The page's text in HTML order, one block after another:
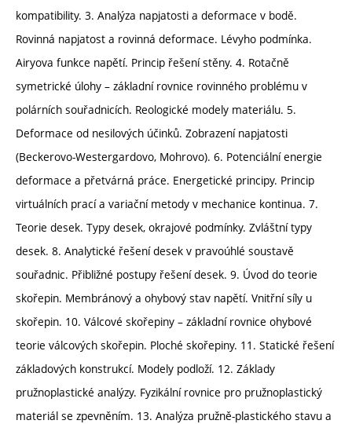
kompatibility. 3. Analýza napjatosti a deformace v bodě.
Rovinná napjatost a rovinná deformace. Lévyho podmínka.
Airyova funkce napětí. Princip řešení stěny. 4. Rotačně
symetrické úlohy – základní rovnice rovinného problému v
polárních souřadnicích. Reologické modely materiálu. 5.
Deformace od nesilových účinků. Zobrazení napjatosti
(Beckerovo-Westergardovo, Mohrovo). 6. Potenciální energie
deformace a přetvárná práce. Energetické principy. Princip
virtuálních prací a variační metody v mechanice kontinua. 7.
Teorie desek. Typy desek, okrajové podmínky. Zvláštní typy
desek. 8. Analytické řešení desek v pravoúhlé soustavě
souřadnic. Přibližné postupy řešení desek. 9. Úvod do teorie
skořepin. Membránový a ohybový stav napětí. Vnitřní síly u
skořepin. 10. Válcové skořepiny – základní rovnice ohybové
teorie válcových skořepin. Ploché skořepiny. 11. Statické řešení
základových konstrukcí. Modely podloží. 12. Základy
pružnoplastické analýzy. Fyzikální rovnice pro pružnoplastický
materiál se zpevněním. 13. Analýza pružně-plastického stavu a